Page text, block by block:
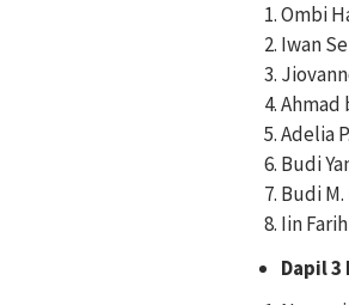
Ombi
Iwan
Ahmad
Adelia
Budi
Budi
Iin
Dapil